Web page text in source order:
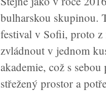
bulharskou skupinou.
festival v Sofii, proto z
zvládnout v jednom
akademie, což s
střežený prostor a